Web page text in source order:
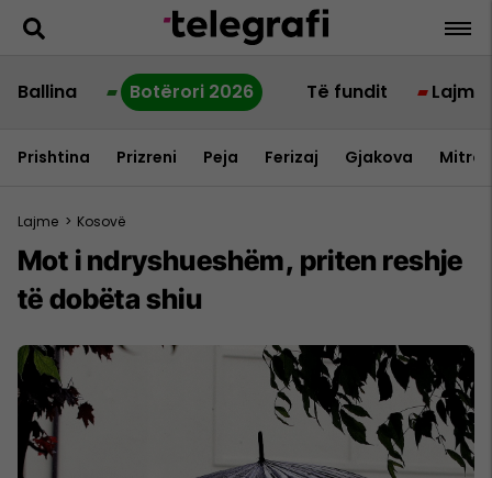
Ballina Botërori 2026 Të fundit Lajme
Prishtina Prizreni Peja Ferizaj Gjakova
Lajme > Kosovë
Mot i ndryshueshëm, priten reshje
të dobëta shiu